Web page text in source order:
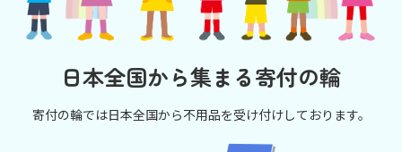
日本全国から集まる寄付の輪
寄付の輪では日本全国から不用品を受け付けしております。